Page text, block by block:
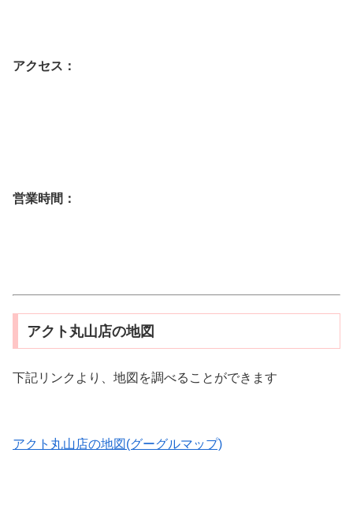
アクセス：
営業時間：
アクト丸山店の地図
下記リンクより、地図を調べることができます
アクト丸山店の地図(グーグルマップ)